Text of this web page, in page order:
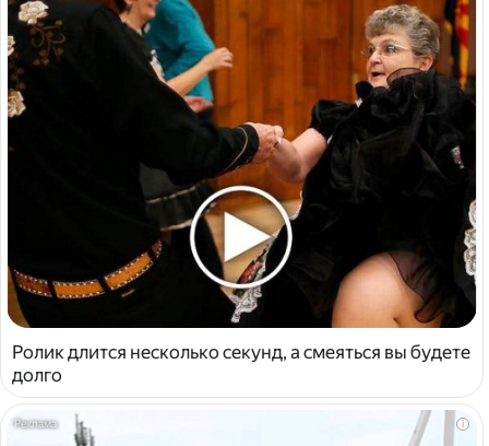
Ролик длится несколько секунд, а смеяться вы будете
долго
i